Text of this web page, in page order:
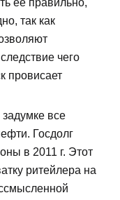
ее правильно,
так как
чего
провисает
все
Госдолг
в 2011 г. Этот
ритейлера на